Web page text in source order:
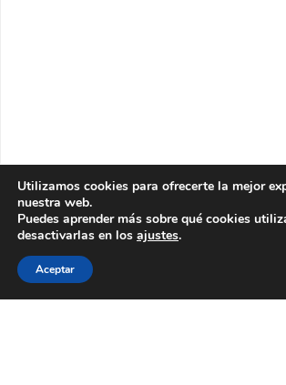
Utilizamos cookies para ofrecerte la mejor
nuestra web.
Puedes aprender más sobre qué cookies
desactivarlas en los ajustes.
Aceptar